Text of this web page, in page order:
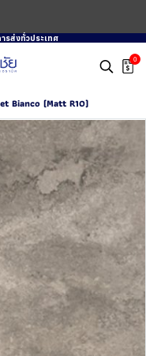
รส่งทั่วประเทศ
0
Bianco (Matt R10)